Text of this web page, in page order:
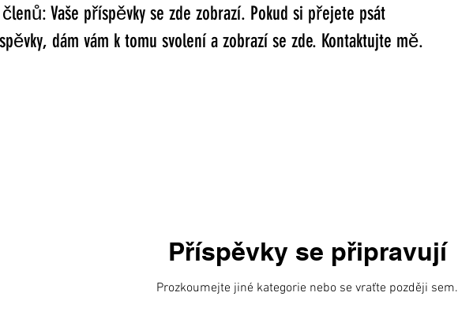
Vaše příspěvky se zde zobrazí. Pokud si přejete psát
dám vám k tomu svolení a zobrazí se zde. Kontaktujte mě.
Příspěvky se připravují
Prozkoumejte jiné kategorie nebo se vraťte později sem.